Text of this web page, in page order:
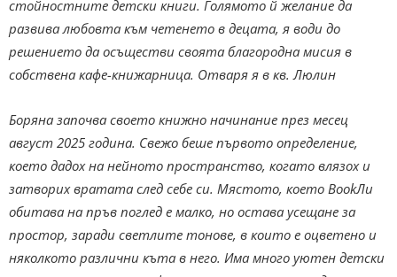
стойностните детски книги. Голямото й желание да
развива любовта към четенето в децата, я води до
решението да осъществи своята благородна мисия в
собствена кафе-книжарница. Отваря я в кв. Люлин
Боряна започва своето книжно начинание през месец
август 2025 година. Свежо беше първото определение,
което дадох на нейното пространство, когато влязох и
затворих вратата след себе си. Мястото, което BookЛи
обитава на пръв поглед е малко, но остава усещане за
простор, заради светлите тонове, в които е оцветено и
няколкото различни къта в него. Има много уютен детски